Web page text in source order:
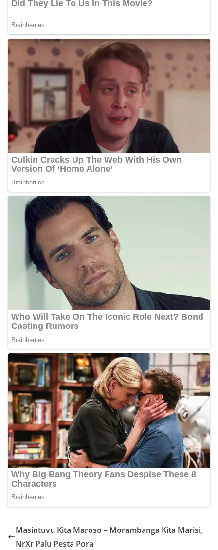
Masintuvu Kita Maroso – Morambanga Kita Marisi,
NrXr Palu Pesta Pora